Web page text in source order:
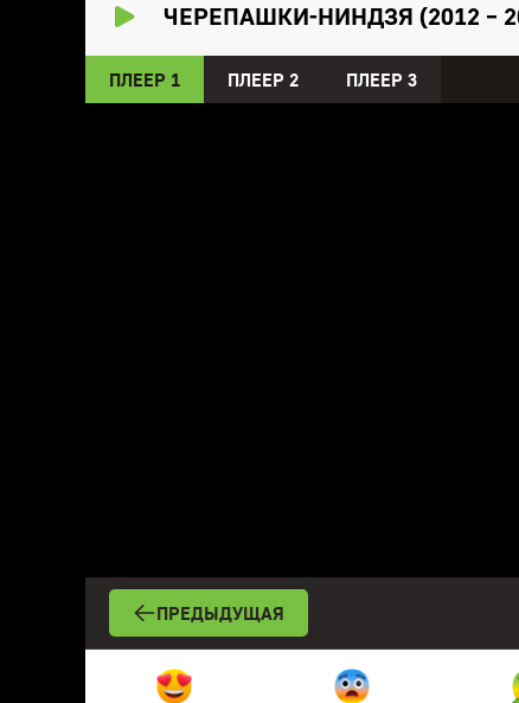
ЧЕРЕПАШКИ-НИНДЗЯ (2012 –
ПЛЕЕР 1 ПЛЕЕР 2 ПЛЕЕР 3
ПРЕДЫДУЩАЯ